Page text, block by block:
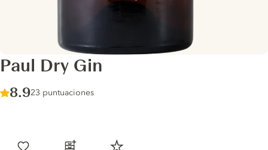
Paul Dry Gin
Score :
8.9/ 10
23 puntuaciones